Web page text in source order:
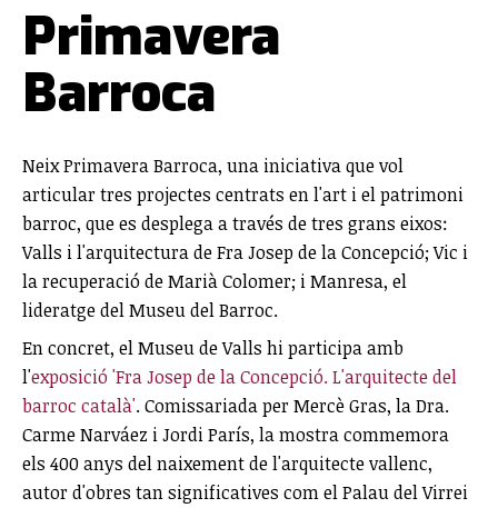
Primavera
Barroca
Neix Primavera Barroca, una iniciativa que vol
articular tres projectes centrats en l'art i el patrimoni
barroc, que es desplega a través de tres grans eixos:
Valls i l'arquitectura de Fra Josep de la Concepció; Vic i
la recuperació de Marià Colomer; i Manresa, el
lideratge del Museu del Barroc.
En concret, el Museu de Valls hi participa amb
l'exposició 'Fra Josep de la Concepció. L'arquitecte del
barroc català'. Comissariada per Mercè Gras, la Dra.
Carme Narváez i Jordi París, la mostra commemora
els 400 anys del naixement de l'arquitecte vallenc,
autor d'obres tan significatives com el Palau del Virrei